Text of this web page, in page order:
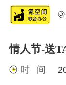
情人节-送
时 间